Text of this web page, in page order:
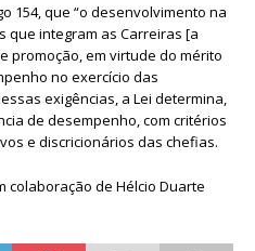
154, que “o desenvolvimento na
que integram as Carreiras [a
promoção, em virtude do mérito
no exercício das
exigências, a Lei determina,
de desempenho, com critérios
e discricionários das chefias.
colaboração de Hélcio Duarte